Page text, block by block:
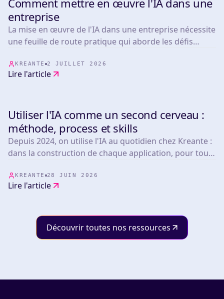
Comment mettre en œuvre l'IA dans une
entreprise
La mise en œuvre de l'IA dans une entreprise nécessite
une feuille de route pratique qui aborde les défis
KREANTE 2 JUILLET 2026
Lire l'article
Utiliser l'IA comme un second cerveau :
méthode, process et skills
Depuis 2024, on utilise l'IA au quotidien chez Kreante :
dans la construction de chaque application, pour tous
développe embarquent de l'IA ou non, toute l'équipe
bénéficie de notre maîtrise de ces outils.
KREANTE 28 JUIN 2026
Lire l'article
Découvrir toutes nos ressources